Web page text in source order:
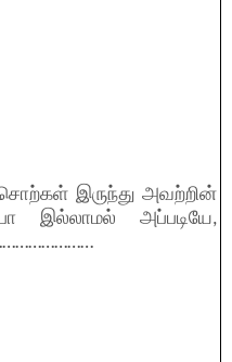
இருந்து அவற்றின்
இல்லாமல் அப்படியே,